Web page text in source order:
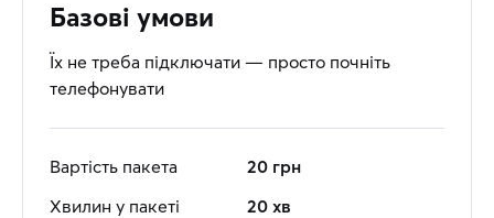
Базові умови
Їх не треба підключати — просто почніть
телефонувати
Вартість пакета
20 грн
Хвилин у пакеті
20 хв